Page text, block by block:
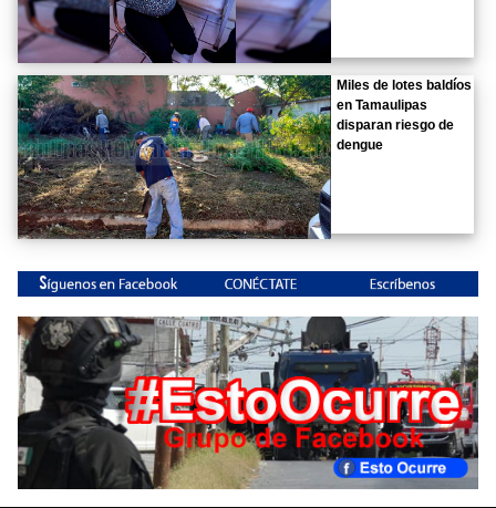
Miles de lotes baldíos
en Tamaulipas
disparan riesgo de
dengue